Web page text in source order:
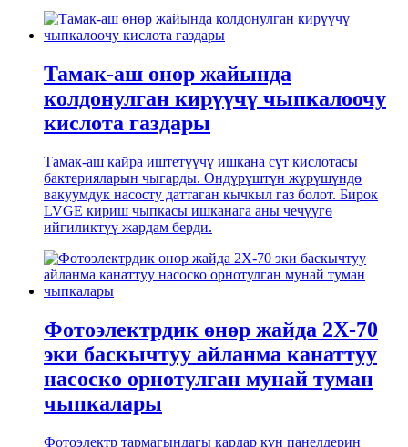
Тамак-аш өнөр жайында
колдонулган кирүүчү чыпкалоочу
кислота газдары
Тамак-аш кайра иштетүүчү ишкана сүт кислотасы
бактерияларын чыгарды. Өндүрүштүн жүрүшүндө
вакуумдук насосту даттаган кычкыл газ болот. Бирок
LVGE кириш чыпкасы ишканага аны чечүүгө
ийгиликтүү жардам берди.
Фотоэлектрдик өнөр жайда 2X-70
эки баскычтуу айланма канаттуу
насоско орнотулган мунай туман
чыпкалары
Фотоэлектр тармагындагы кардар күн панелдерин